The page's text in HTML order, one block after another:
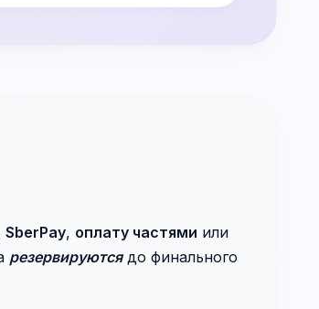
SberPay, оплату частями или
резервируютсядо финального